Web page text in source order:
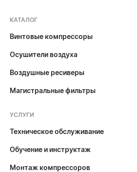
КАТАЛОГ
Винтовые компрессоры
Осушители воздуха
Воздушные ресиверы
Магистральные фильтры
УСЛУГИ
Техническое обслуживание
Обучение и инструктаж
Монтаж компрессоров